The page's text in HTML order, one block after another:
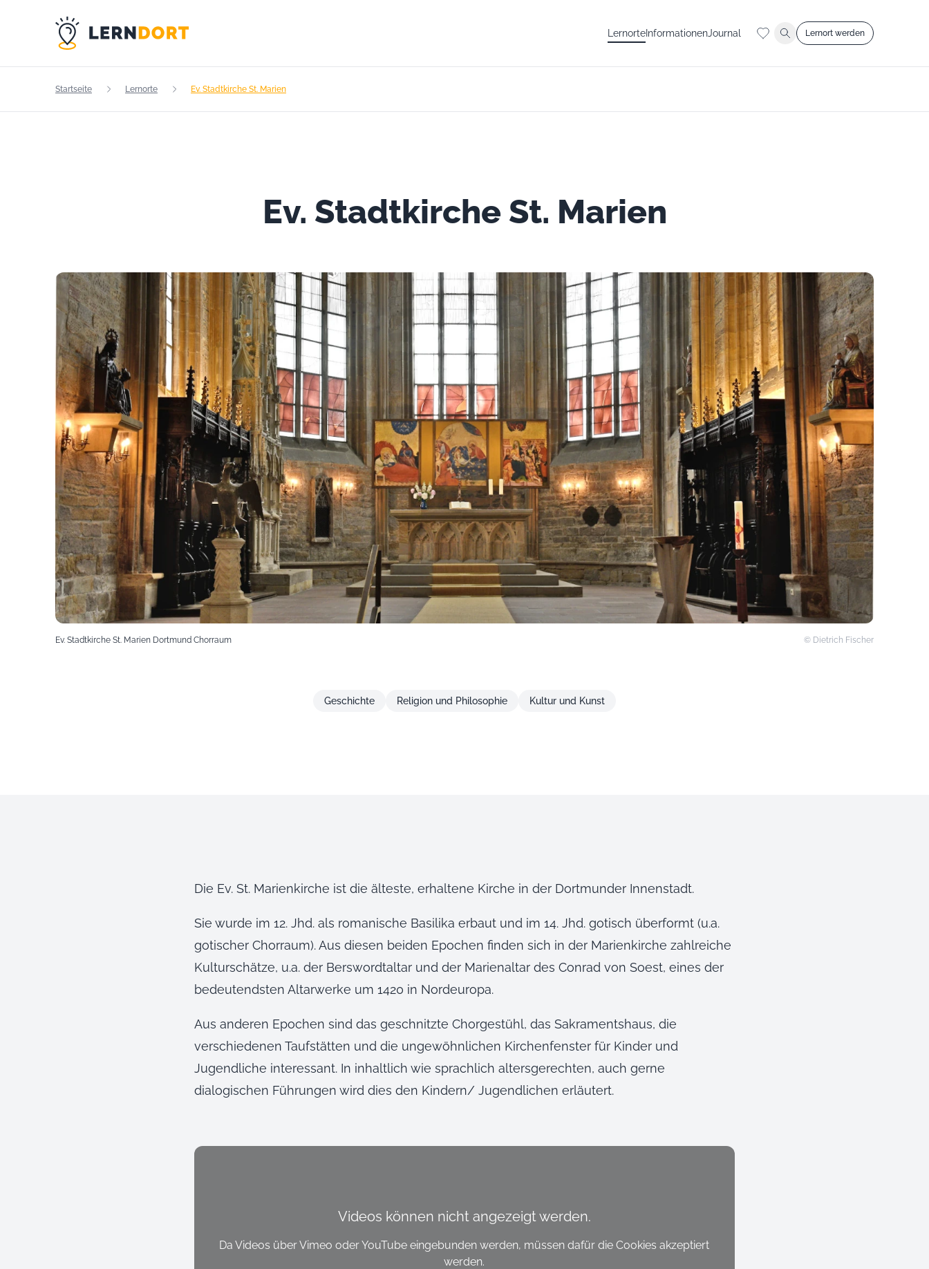
Lernorte InformationenJournal Lernort werden
Startseite Lernorte Ev. Stadtkirche St. Marien
Ev. Stadtkirche St. Marien
Ev. Stadtkirche St. Marien Dortmund Chorraum © Dietrich Fischer
Geschichte Religion und Philosophie Kultur und Kunst
Die Ev. St. Marienkirche ist die älteste, erhaltene Kirche in der Dortmunder Innenstadt.
Sie wurde im 12. Jhd. als romanische Basilika erbaut und im 14. Jhd. gotisch überformt (u.a.
gotischer Chorraum). Aus diesen beiden Epochen finden sich in der Marienkirche zahlreiche
Kulturschätze, u.a. der Berswordtaltar und der Marienaltar des Conrad von Soest, eines der
bedeutendsten Altarwerke um 1420 in Nordeuropa.
Aus anderen Epochen sind das geschnitzte Chorgestühl, das Sakramentshaus, die
verschiedenen Taufstätten und die ungewöhnlichen Kirchenfenster für Kinder und
Jugendliche interessant. In inhaltlich wie sprachlich altersgerechten, auch gerne
dialogischen Führungen wird dies den Kindern/ Jugendlichen erläutert.
Videos können nicht angezeigt werden.
Da Videos über Vimeo oder YouTube eingebunden werden, müssen dafür die Cookies akzeptiert
werden.